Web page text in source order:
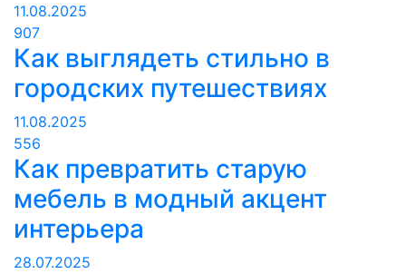
11.08.2025
907
Как выглядеть стильно в
городских путешествиях
11.08.2025
556
Как превратить старую
мебель в модный акцент
интерьера
28.07.2025